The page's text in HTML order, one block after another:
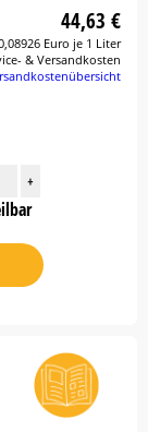
44,63 €
Euro je 1 Liter
& Versandkosten
+